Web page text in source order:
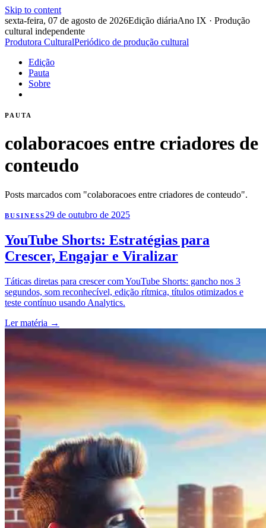
Skip to content
sexta-feira, 07 de agosto de 2026Edição diáriaAno IX · Produção
cultural independente
Produtora CulturalPeriódico de produção cultural
Edição
Pauta
Sobre
PAUTA
colaboracoes entre criadores de
conteudo
Posts marcados com "colaboracoes entre criadores de conteudo".
BUSINESS 29 de outubro de 2025
YouTube Shorts: Estratégias para
Crescer, Engajar e Viralizar
Táticas diretas para crescer com YouTube Shorts: gancho nos 3
segundos, som reconhecível, edição rítmica, títulos otimizados e
teste contínuo usando Analytics.
Ler matéria →